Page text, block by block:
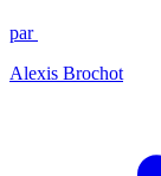
par
Alexis Brochot